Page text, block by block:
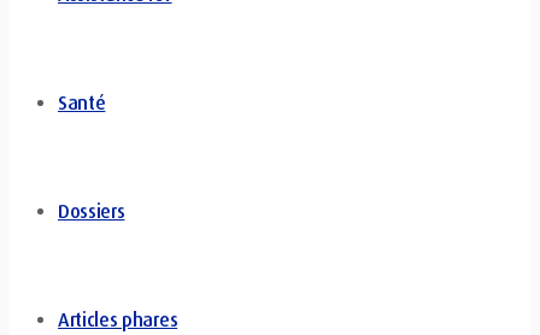
Santé
Dossiers
Articles phares